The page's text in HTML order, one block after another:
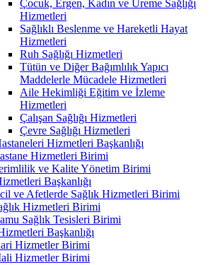
Çocuk, Ergen, Kadın ve Üreme Sağlığı
Hizmetleri
Sağlıklı Beslenme ve Hareketli Hayat
Hizmetleri
Ruh Sağlığı Hizmetleri
Tütün ve Diğer Bağımlılık Yapıcı
Maddelerle Mücadele Hizmetleri
Aile Hekimliği Eğitim ve İzleme
Hizmetleri
Çalışan Sağlığı Hizmetleri
Çevre Sağlığı Hizmetleri
Hizmetleri Başkanlığı
Hizmetleri Birimi
ve Kalite Yönetim Birimi
Başkanlığı
ve Afetlerde Sağlık Hizmetleri Birimi
Hizmetleri Birimi
Sağlık Tesisleri Birimi
Başkanlığı
Hizmetler Birimi
Hizmetler Birimi